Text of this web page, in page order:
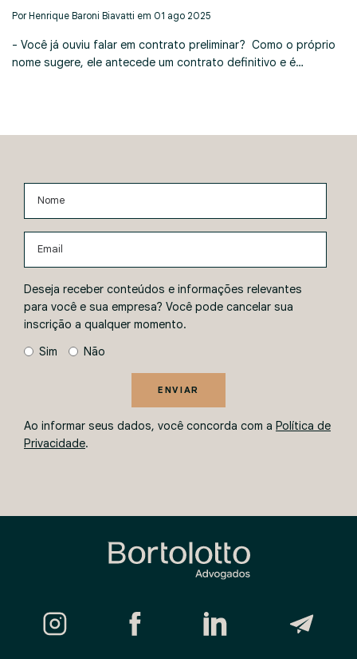
Por Henrique Baroni Biavatti em 01 ago 2025
- Você já ouviu falar em contrato preliminar? Como o próprio
nome sugere, ele antecede um contrato definitivo e é…
Deseja receber conteúdos e informações relevantes
para você e sua empresa? Você pode cancelar sua
inscrição a qualquer momento.
Sim
Não
ENVIAR
Ao informar seus dados, você concorda com a Política de
Privacidade.